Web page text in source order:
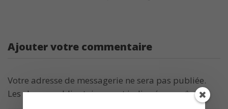
Ajouter votre commentaire
Votre adresse de messagerie ne sera pas publiée.
Les champs obligatoires sont indiqués avec*